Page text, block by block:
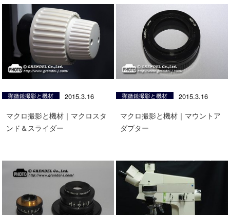
顕微鏡撮影と機材 2015.3.16
マクロ撮影と機材｜マクロスタ
ンド＆スライダー
顕微鏡撮影と機材 2015.3.16
マクロ撮影と機材｜マウントア
ダプター